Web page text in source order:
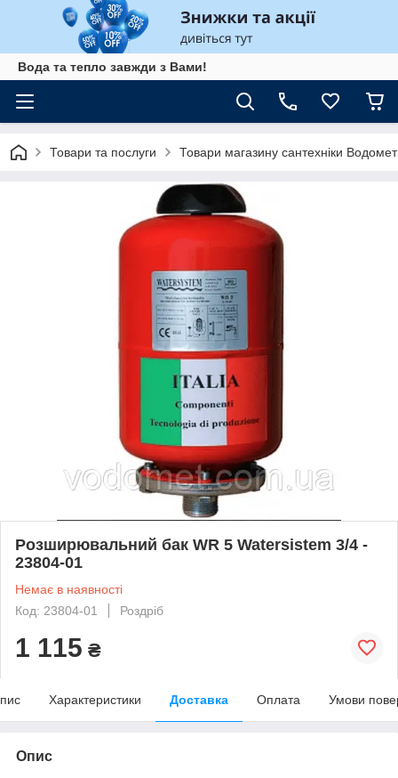
Вода та тепло завжди з Вами!
Товари та послуги Товари магазину сантехніки Водомет
Розширювальний бак WR 5 Watersistem 3/4 -
23804-01
Немає в наявності
Код: 23804-01
Роздріб
1 115 ₴
Характеристики Доставка Оплата Умови
Опис